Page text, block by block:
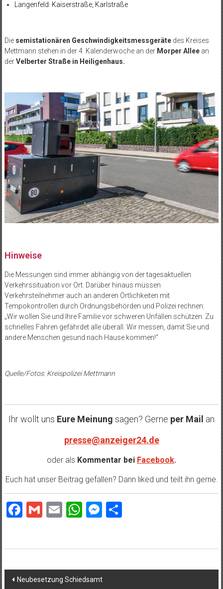
Langenfeld: Kaiserstraße, Karlstraße
Die semistationären Geschwindigkeitsmessgerätedes Kreises
Mettmann stehen in der 4. Kalenderwoche an der Morper Allee an
derVelberter Straße in Heiligenhaus.
Hinweise
Die Messungen sind immer abhängig von der tagesaktuellen
Verkehrssituation vor Ort. Darüber hinaus müssen
Verkehrsteilnehmer auch an anderen Örtlichkeiten mit
Tempokontrollen durch Ordnungsbehörden und Polizei rechnen:
„Wir wollen Sie und Ihre Familie vor schweren Unfällen schützen. Zu
schnelles Fahren gefährdet alle überall. Wir messen, damit Sie und
andere Menschen gesund nach Hause kommen!“
Quelle/Fotos: Kreispolizei Mettmann
Ihr wollt uns Eure Meinung sagen? Gerne per Mail an
presse@anzeiger24.de
oder als Kommentar bei Facebook.
Euch hat unser Beitrag gefallen? Dann liked und teilt ihn gerne.
Facebook
GmailEmailWhatsApp
Messenger
Beitragsnavigation
Neubesetzung Schiedsamt